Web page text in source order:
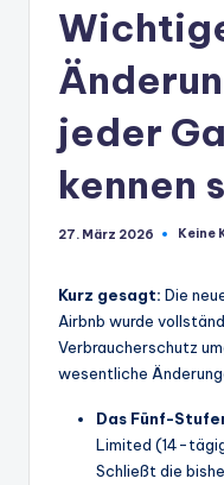
jeder
kennen
27. März 2026 Keine
Kurz gesagt: Die
Airbnb wurde
Verbraucherschutz
wesentliche
Das Fünf-
Limited (14-
Schließt die